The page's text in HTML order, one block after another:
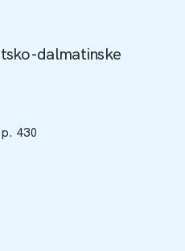
dalmatinske
430